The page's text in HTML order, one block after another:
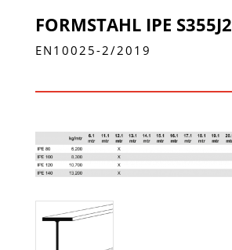
FORMSTAHL IPE S355J2
EN10025-2/2019